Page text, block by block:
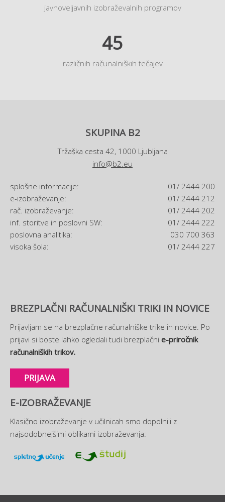
javnoveljavnih izobraževalnih programov
45
različnih računalniških tečajev
SKUPINA B2
Tržaška cesta 42, 1000 Ljubljana
info@b2.eu
splošne informacije:
01/ 2444 200
e-izobraževanje:
01/ 2444 212
rač. izobraževanje:
01/ 2444 202
inf. storitve in poslovni SW:
01/ 2444 222
poslovna analitika:
030 700 363
visoka šola:
01/ 2444 227
BREZPLAČNI RAČUNALNIŠKI TRIKI IN NOVICE
Prijavljam se na brezplačne računalniške trike in novice. Po
prijavi si boste lahko ogledali tudi brezplačni e-priročnik
računalniških trikov.
PRIJAVA
E-IZOBRAŽEVANJE
Klasično izobraževanje v učilnicah smo dopolnili z
najsodobnejšimi oblikami izobraževanja: